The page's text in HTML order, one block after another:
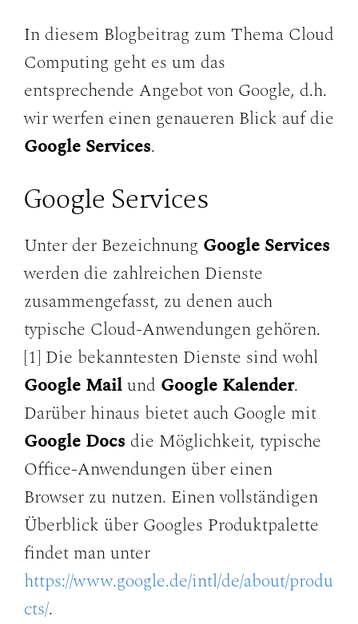
In diesem Blogbeitrag zum Thema Cloud
Computing geht es um das
entsprechende Angebot von Google, d.h.
wir werfen einen genaueren Blick auf die
Google Services.
Google Services
Unter der Bezeichnung Google Services
werden die zahlreichen Dienste
zusammengefasst, zu denen auch
typische Cloud-Anwendungen gehören.
[1] Die bekanntesten Dienste sind wohl
Google Mailund Google Kalender.
Darüber hinaus bietet auch Google mit
Google Docs die Möglichkeit, typische
Office-Anwendungen über einen
Browser zu nutzen. Einen vollständigen
Überblick über Googles Produktpalette
findet man unter
https://www.google.de/intl/de/about/produ
cts/.